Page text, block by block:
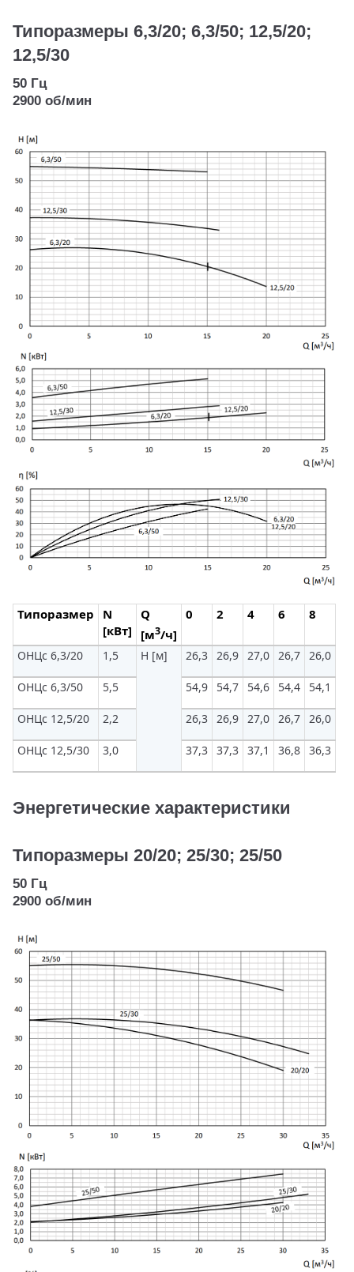
Типоразмеры 6,3/20; 6,3/50; 12,5/20;
12,5/30
50 Гц
2900 об/мин
Типоразмер
N
[кВт]
Q
[м3/ч]
0 2 4 6 8
ОНЦс 6,3/20 1,5 H [м] 26,3 26,9 27,0 26,7 26,0
ОНЦс 6,3/50 5,5 54,9 54,7 54,6 54,4 54,1
ОНЦс 12,5/20 2,2 26,3 26,9 27,0 26,7 26,0
ОНЦс 12,5/30 3,0 37,3 37,3 37,1 36,8 36,3
Энергетические характеристики
Типоразмеры 20/20; 25/30; 25/50
50 Гц
2900 об/мин